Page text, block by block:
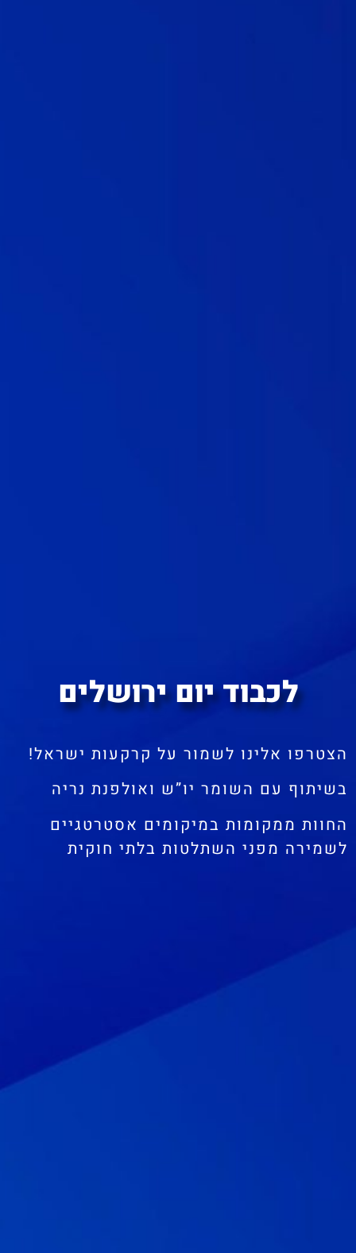
לכבוד יום ירושלים
הצטרפו אלינו לשמור על קרקעות ישראל!
בשיתוף עם השומר יו”ש ואולפנת נריה
החוות ממקומות במיקומים אסטרטגיים
לשמירה מפני השתלטות בלתי חוקית